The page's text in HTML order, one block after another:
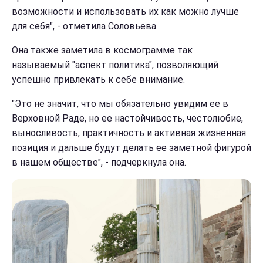
возможности и использовать их как можно лучше
для себя", - отметила Соловьева.
Она также заметила в космограмме так
называемый "аспект политика", позволяющий
успешно привлекать к себе внимание.
"Это не значит, что мы обязательно увидим ее в
Верховной Раде, но ее настойчивость, честолюбие,
выносливость, практичность и активная жизненная
позиция и дальше будут делать ее заметной фигурой
в нашем обществе", - подчеркнула она.